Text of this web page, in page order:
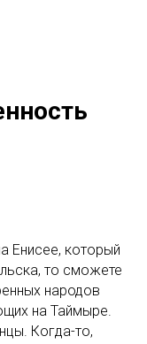
Енисее, который
то сможете
народов
на Таймыре.
Когда-то,